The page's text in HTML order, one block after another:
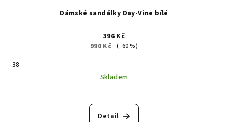
Dámské sandálky Day-Vine bílé
396 Kč
990 Kč (–60 %)
38
Skladem
Detail